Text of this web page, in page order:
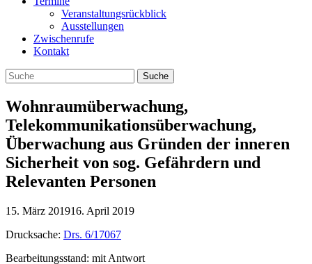
Veranstaltungsrückblick
Ausstellungen
Zwischenrufe
Kontakt
Wohnraumüberwachung,
Telekommunikationsüberwachung,
Überwachung aus Gründen der inneren
Sicherheit von sog. Gefährdern und
Relevanten Personen
15. März 201916. April 2019
Drucksache: Drs. 6/17067
Bearbeitungsstand: mit Antwort